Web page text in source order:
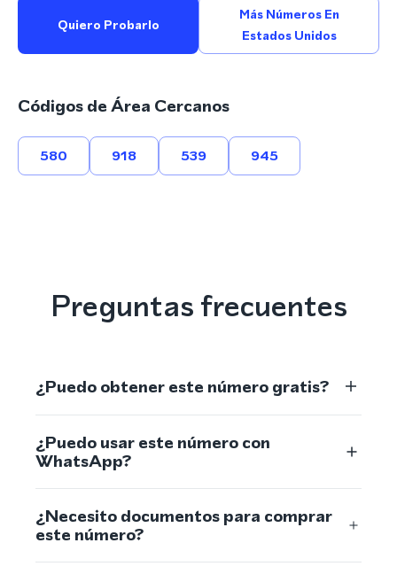
Quiero Probarlo
Más Números En
Estados Unidos
Códigos de Área Cercanos
580 918 539 945
Preguntas frecuentes
¿Puedo obtener este número gratis?
¿Puedo usar este número con
WhatsApp?
¿Necesito documentos para comprar
este número?